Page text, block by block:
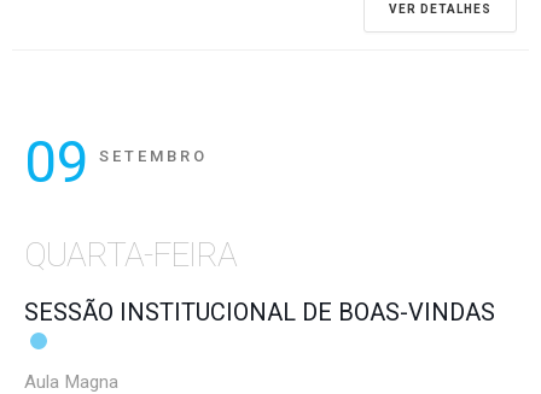
VER DETALHES
09 SETEMBRO
QUARTA-FEIRA
SESSÃO INSTITUCIONAL DE BOAS-VINDAS
Aula Magna